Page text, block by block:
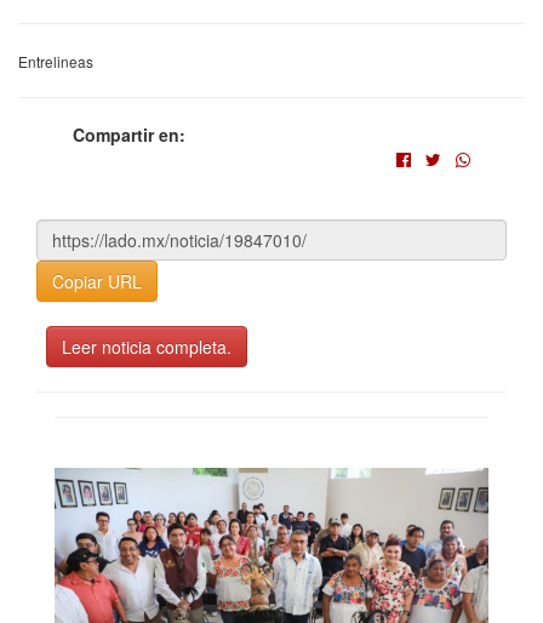
Entrelineas
Compartir en:
Copiar URL
Leer noticia completa.